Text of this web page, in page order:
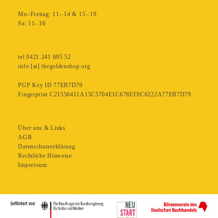
Mo–Freitag: 11 – 14 & 15 – 19
Sa: 11– 16
tel 0421.241 695 52
info [at] thegoldenshop.org
PGP Key ID 77EB7D79
Fingerprint C21556411A15C5704E1C678EF8C6222A77EB7D79
Über uns & Links
AGB
Datenschutzerklärung
Rechtliche Hinweise
Impressum